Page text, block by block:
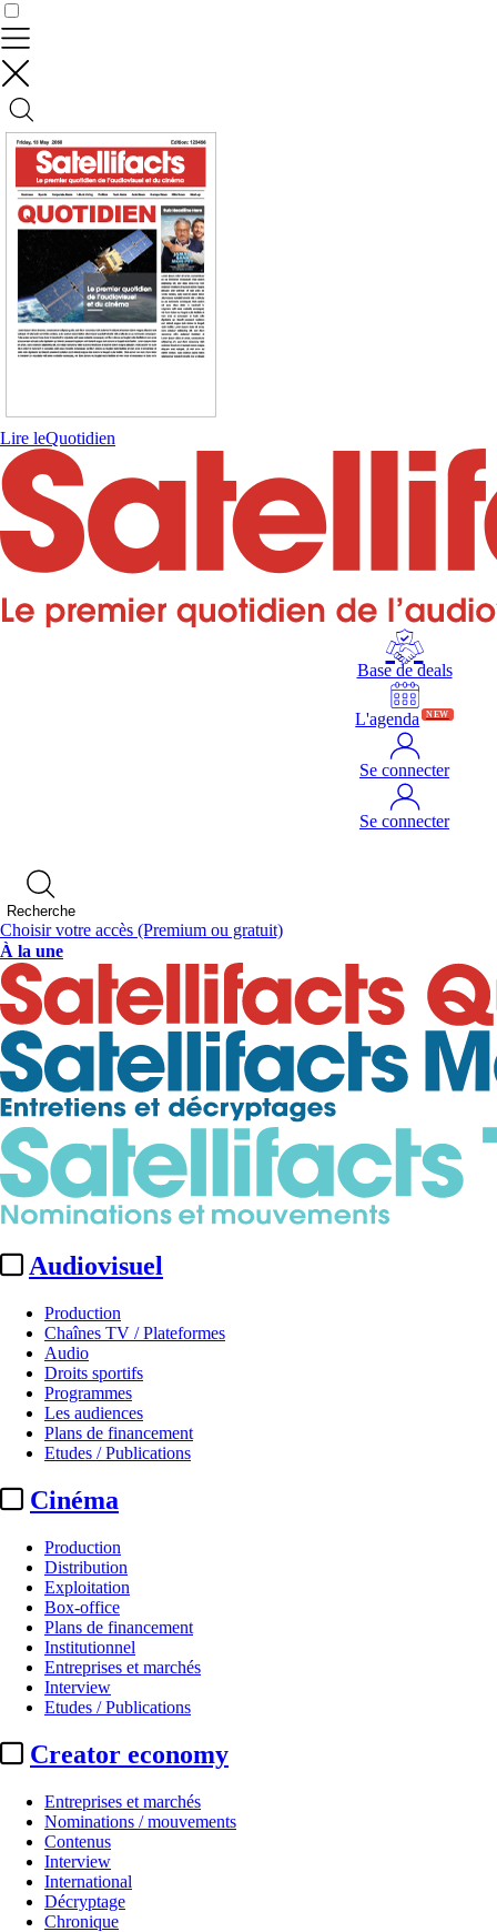
Lire leQuotidien
Base de deals
L'agenda NEW
Se connecter
Se connecter
Recherche
Choisir votre accès (Premium ou gratuit)
À la une
Audiovisuel
Production
Chaînes TV / Plateformes
Audio
Droits sportifs
Programmes
Les audiences
Plans de financement
Etudes / Publications
Cinéma
Production
Distribution
Exploitation
Box-office
Plans de financement
Institutionnel
Entreprises et marchés
Interview
Etudes / Publications
Creator economy
Entreprises et marchés
Nominations / mouvements
Contenus
Interview
International
Décryptage
Chronique
Contrôler vos données